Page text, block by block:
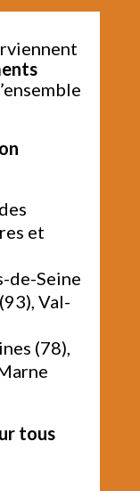
et
de-Seine
Val-
(78),
tous